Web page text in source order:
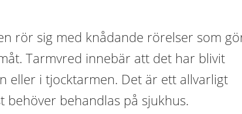
rör sig med knådande rörelser som
Tarmvred innebär att det har blivit
eller i tjocktarmen. Det är ett allvarligt
behöver behandlas på sjukhus.